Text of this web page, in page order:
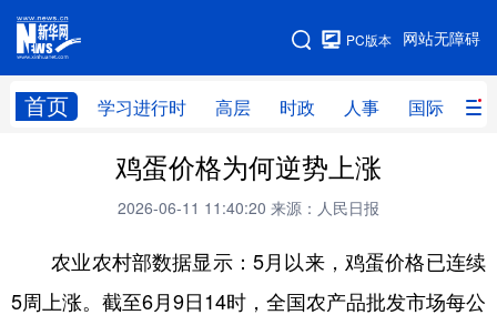
网站无障碍
PC版本
首页 学习进行时 高层 时政 人事 国际 财
网站地图
高层 时政
财经 网评
台湾 思客智库 全球连线 教育
科技 科创 量子 体育
鸡蛋价格为何逆势上涨
2026-06-11 11:40:20 来源：人民日报
农业农村部数据显示：5月以来，鸡蛋价格已连续
5周上涨。截至6月9日14时，全国农产品批发市场每公